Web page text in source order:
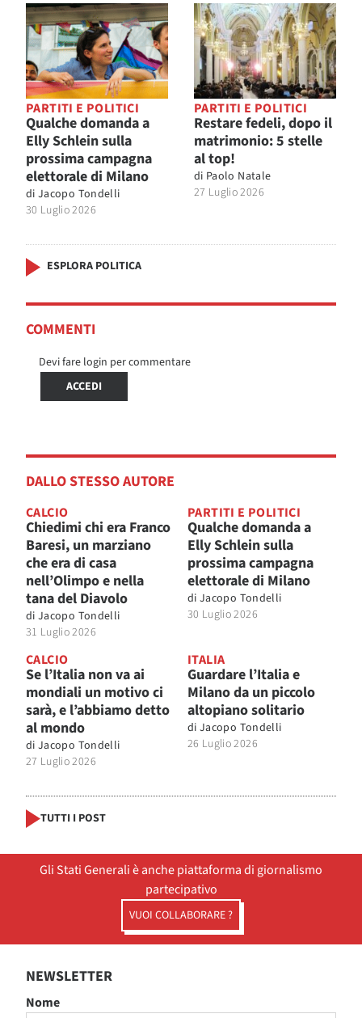
PARTITI E POLITICI
Qualche domanda a
Elly Schlein sulla
prossima campagna
elettorale di Milano
di Jacopo Tondelli
30 Luglio 2026
PARTITI E POLITICI
Restare fedeli, dopo il
matrimonio: 5 stelle
al top!
di Paolo Natale
27 Luglio 2026
ESPLORA POLITICA
COMMENTI
Devi fare login per commentare
ACCEDI
DALLO STESSO AUTORE
CALCIO
Chiedimi chi era Franco
Baresi, un marziano
che era di casa
nell’Olimpo e nella
tana del Diavolo
di Jacopo Tondelli
31 Luglio 2026
PARTITI E POLITICI
Qualche domanda a
Elly Schlein sulla
prossima campagna
elettorale di Milano
di Jacopo Tondelli
30 Luglio 2026
CALCIO
Se l’Italia non va ai
mondiali un motivo ci
sarà, e l’abbiamo detto
al mondo
di Jacopo Tondelli
27 Luglio 2026
ITALIA
Guardare l’Italia e
Milano da un piccolo
altopiano solitario
di Jacopo Tondelli
26 Luglio 2026
TUTTI I POST
Gli Stati Generali è anche piattaforma di giornalismo
partecipativo
VUOI COLLABORARE ?
NEWSLETTER
Nome